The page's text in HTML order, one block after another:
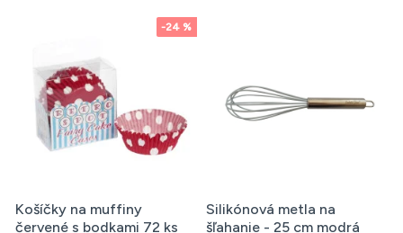
-24 %
Košíčky na muffiny
červené s bodkami 72 ks
Silikónová metla na
šľahanie - 25 cm modrá